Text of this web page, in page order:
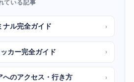
ている記事
ナル完全ガイド ›
カー完全ガイド ›
へのアクセス・行き方 ›